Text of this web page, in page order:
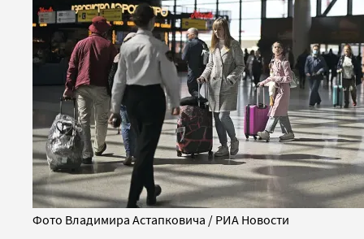
Фото Владимира Астапковича / РИА Новости